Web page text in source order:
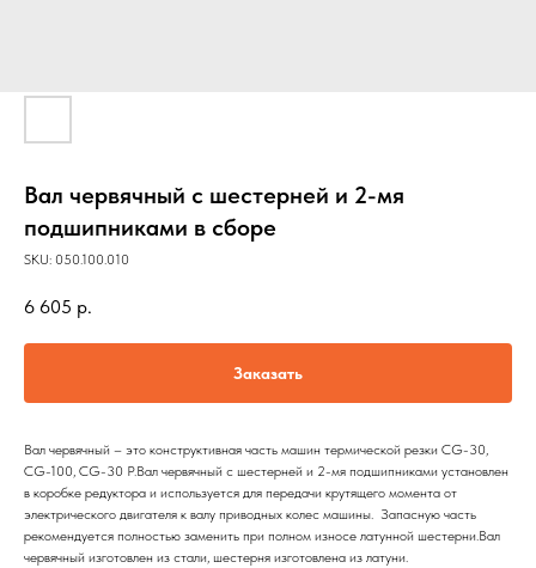
Вал червячный с шестерней и 2-мя
подшипниками в сборе
SKU: 050.100.010
6 605 р.
Заказать
Вал червячный – это конструктивная часть машин термической резки CG-30,
CG-100, CG-30 P.Вал червячный с шестерней и 2-мя подшипниками установлен
в коробке редуктора и используется для передачи крутящего момента от
электрического двигателя к валу приводных колес машины. Запасную часть
рекомендуется полностью заменить при полном износе латунной шестерни.Вал
червячный изготовлен из стали, шестерня изготовлена из латуни.